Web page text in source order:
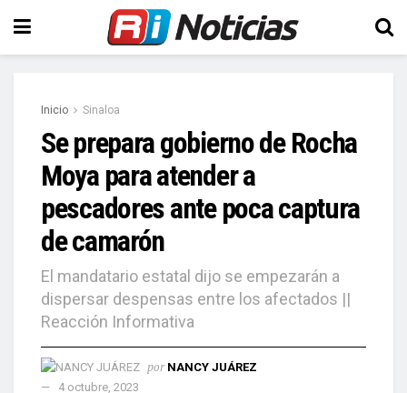
Inicio Sinaloa
Se prepara gobierno de Rocha
Moya para atender a
pescadores ante poca captura
de camarón
El mandatario estatal dijo se empezarán a
dispersar despensas entre los afectados ||
Reacción Informativa
por NANCY JUÁREZ
4 octubre, 2023